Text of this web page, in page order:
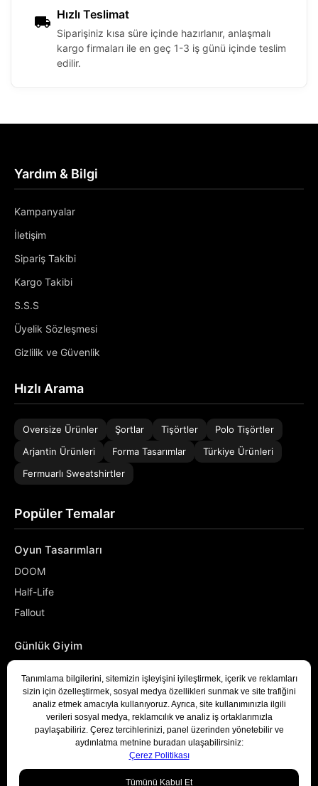
Hızlı Teslimat
Siparişiniz kısa süre içinde hazırlanır, anlaşmalı
kargo firmaları ile en geç 1-3 iş günü içinde teslim
edilir.
Yardım & Bilgi
Kampanyalar
İletişim
Sipariş Takibi
Kargo Takibi
S.S.S
Üyelik Sözleşmesi
Gizlilik ve Güvenlik
Hızlı Arama
Oversize Ürünler Şortlar Tişörtler
Polo Tişörtler
Arjantin Ürünleri
Forma Tasarımlar
Türkiye Ürünleri
Fermuarlı Sweatshirtler
Popüler Temalar
Oyun Tasarımları
DOOM
Half-Life
Fallout
Günlük Giyim
Denizci
Developer